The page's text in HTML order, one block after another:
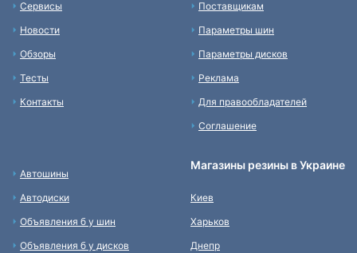
Сервисы
Новости
Обзоры
Тесты
Контакты
Поставщикам
Параметры шин
Параметры дисков
Реклама
Для правообладателей
Соглашение
Автошины
Автодиски
Объявления б у шин
Объявления б у дисков
Магазины резины в Украине
Киев
Харьков
Днепр